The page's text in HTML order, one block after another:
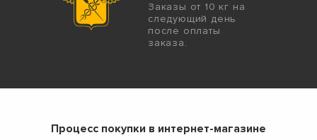
Заказы от 10 кг на
следующий день
после оплаты
заказа.
Процесс покупки в интернет-магазине